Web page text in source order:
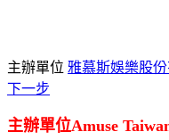
主辦單位 雅慕斯娛樂股
下一步
主辦單位Amuse